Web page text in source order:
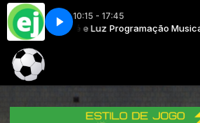
10:15 - 17:45
Rádio Fé e Luz Programação Musical com
Emme Rain - Lux (Run It Up)